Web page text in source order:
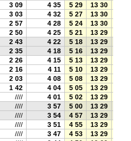
3 09 4 35 5 29 13 30
3 03 4 32 5 27 13 30
2 57 4 28 5 24 13 30
2 50 4 25 5 21 13 29
2 43 4 22 5 18 13 29
2 35 4 18 5 16 13 29
2 26 4 15 5 13 13 29
2 16 4 11 5 10 13 29
2 03 4 08 5 08 13 29
1 42 4 04 5 05 13 29
//// 4 01 5 02 13 29
//// 3 57 5 00 13 29
//// 3 54 4 57 13 29
//// 3 51 4 55 13 29
//// 3 47 4 53 13 29